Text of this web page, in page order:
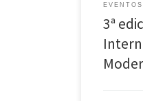
EVENTOS
3ª